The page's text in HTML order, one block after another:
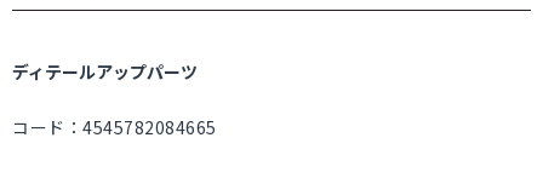
ディテールアップパーツ
コード：4545782084665